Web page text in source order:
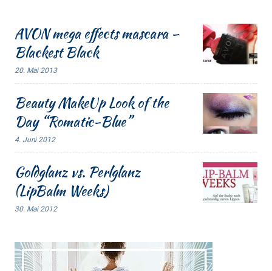
AVON mega effects mascara –
Blackest Black
20. Mai 2013
Beauty MakeUp Look of the
Day “Romatic-Blue”
4. Juni 2012
Goldglanz vs. Perlglanz
(LipBalm Weeks)
30. Mai 2012